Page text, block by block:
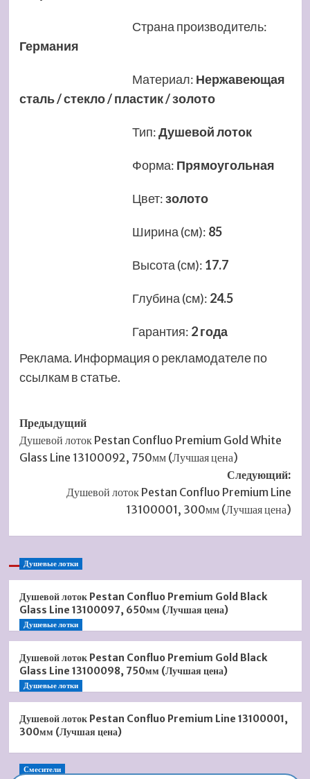
Страна производитель:
Германия
Материал: Нержавеющая
сталь / стекло / пластик / золото
Тип:Душевой лоток
Форма: Прямоугольная
Цвет:золото
Ширина (см): 85
Высота (см): 17.7
Глубина (см): 24.5
Гарантия: 2 года
Реклама. Информация о рекламодателе по
ссылкам в статье.
Навигация
записи
Предыдущий
Душевой лоток Pestan Confluo Premium Gold White
Glass Line 13100092, 750мм (Лучшая цена)
Следующий:
Душевой лоток Pestan Confluo Premium Line
13100001, 300мм (Лучшая цена)
Душевые лотки
Душевой лоток Pestan Confluo Premium Gold Black
Glass Line 13100097, 650мм (Лучшая цена)
Душевые лотки
Душевой лоток Pestan Confluo Premium Gold Black
Glass Line 13100098, 750мм (Лучшая цена)
Душевые лотки
Душевой лоток Pestan Confluo Premium Line 13100001,
300мм (Лучшая цена)
Смесители